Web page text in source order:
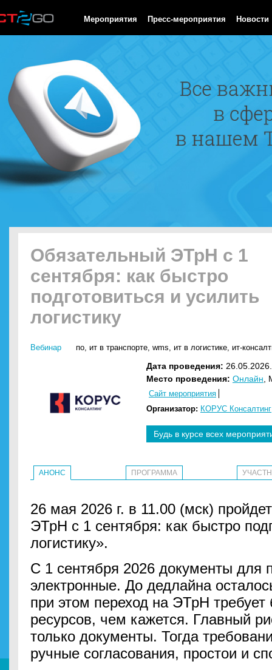
Мероприятия Пресс-мероприятия Новости
Обязательный ЭТрН с 1
сентября: как быстро
подготовиться и усилить
логистику
Вебинар по, ит в транспорте, wms, ит в логистике, ит-
Дата проведения:
Место проведения: Онлайн
Сайт мероприятия
Организатор: КОРУС Консалтинг
Будь в курсе всех
АНОНС ПРОГРАММА
26 мая 2026 г. в 11.00 (мск)
ЭТрН с 1 сентября: как быстро
логистику».
С 1 сентября 2026 документы для
электронные. До дедлайна
при этом переход на ЭТрН
ресурсов, чем кажется. Главный
только документы. Тогда
ручные согласования, простои и